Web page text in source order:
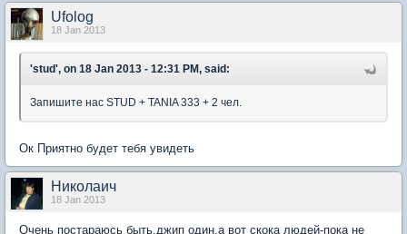
Ufolog
18 Jan 2013
'stud', on 18 Jan 2013 - 12:31 PM, said:
Запишите нас STUD + TANIA 333 + 2 чел.
Ок Приятно будет тебя увидеть
Николаич
18 Jan 2013
Очень постараюсь быть,джип один,а вот скока людей-пока не